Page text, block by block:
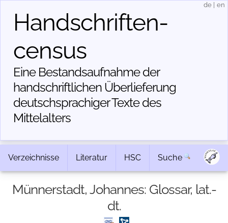
Handschriften­
census
Eine Bestandsaufnahme der
handschriftlichen Über­lieferung
deutschsprachiger Texte des
Mittelalters
de en
Verzeichnisse Literatur HSC Suche
Münnerstadt, Johannes: Glossar, lat.-
dt.